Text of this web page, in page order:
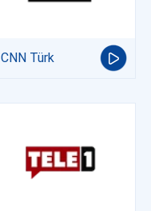
CNN Türk